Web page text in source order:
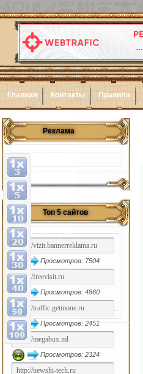
Главная Контакты Правила
Реклама
Топ 5 сайтов
Просмотров: 7504
Просмотров: 4860
Просмотров: 2451
Просмотров: 2324